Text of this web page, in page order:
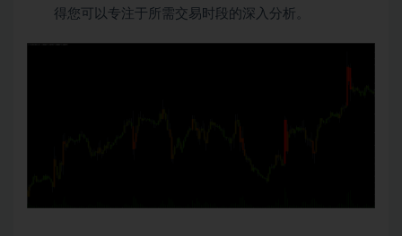
得您可以专注于所需交易时段的深入分析。